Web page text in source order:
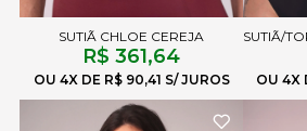
SUTIÃ CHLOE CEREJA
R$ 361,64
4X R$ 90,41 4X